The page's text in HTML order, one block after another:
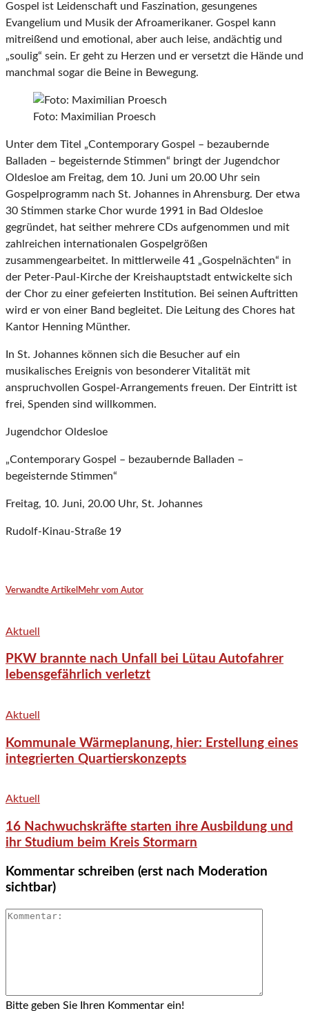
Gospel ist Leidenschaft und Faszination, gesungenes
Evangelium und Musik der Afroamerikaner. Gospel kann
mitreißend und emotional, aber auch leise, andächtig und
„soulig“ sein. Er geht zu Herzen und er versetzt die Hände und
manchmal sogar die Beine in Bewegung.
Foto: Maximilian Proesch
Unter dem Titel „Contemporary Gospel – bezaubernde
Balladen – begeisternde Stimmen“ bringt der Jugendchor
Oldesloe am Freitag, dem 10. Juni um 20.00 Uhr sein
Gospelprogramm nach St. Johannes in Ahrensburg. Der etwa
30 Stimmen starke Chor wurde 1991 in Bad Oldesloe
gegründet, hat seither mehrere CDs aufgenommen und mit
zahlreichen internationalen Gospelgrößen
zusammengearbeitet. In mittlerweile 41 „Gospelnächten“ in
der Peter-Paul-Kirche der Kreishauptstadt entwickelte sich
der Chor zu einer gefeierten Institution. Bei seinen Auftritten
wird er von einer Band begleitet. Die Leitung des Chores hat
Kantor Henning Münther.
In St. Johannes können sich die Besucher auf ein
musikalisches Ereignis von besonderer Vitalität mit
anspruchvollen Gospel-Arrangements freuen. Der Eintritt ist
frei, Spenden sind willkommen.
Jugendchor Oldesloe
„Contemporary Gospel – bezaubernde Balladen –
begeisternde Stimmen“
Freitag, 10. Juni, 20.00 Uhr, St. Johannes
Rudolf-Kinau-Straße 19
Verwandte Artikel Mehr vom Autor
Aktuell
PKW brannte nach Unfall bei Lütau Autofahrer
lebensgefährlich verletzt
Aktuell
Kommunale Wärmeplanung, hier: Erstellung eines
integrierten Quartierskonzepts
Aktuell
16 Nachwuchskräfte starten ihre Ausbildung und
ihr Studium beim Kreis Stormarn
Kommentar schreiben (erst nach Moderation
sichtbar)
Bitte geben Sie Ihren Kommentar ein!